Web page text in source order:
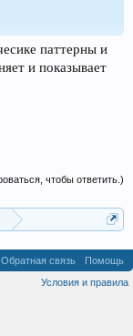
паттерны и
и показывает
чтобы ответить.)
материал
Обратная связь
Помощь
Условия и правила